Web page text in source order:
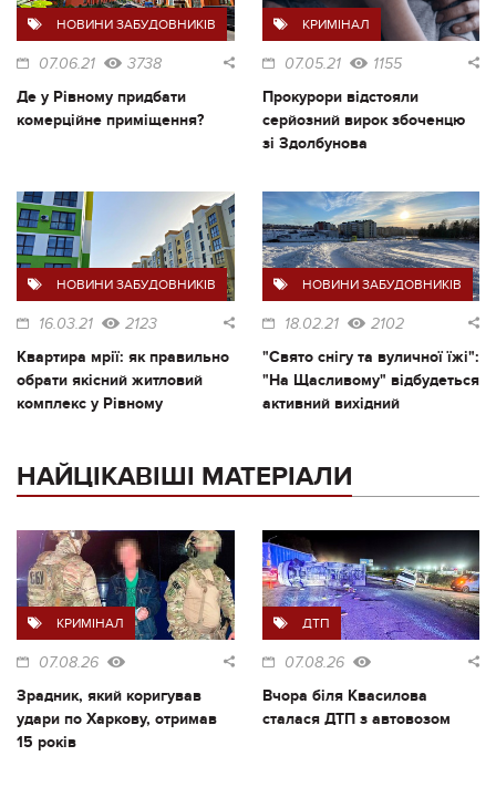
НОВИНИ ЗАБУДОВНИКІВ
07.06.21 3738
Де у Рівному придбати
комерційне приміщення?
КРИМІНАЛ
07.05.21 1155
Прокурори відстояли
серйозний вирок збоченцю
зі Здолбунова
НОВИНИ ЗАБУДОВНИКІВ
16.03.21 2123
Квартира мрії: як правильно
обрати якісний житловий
комплекс у Рівному
НОВИНИ ЗАБУДОВНИКІВ
18.02.21 2102
"Свято снігу та вуличної їжі":
"На Щасливому" відбудеться
активний вихідний
НАЙЦІКАВІШІ МАТЕРІАЛИ
КРИМІНАЛ
07.08.26
Зрадник, який коригував
удари по Харкову, отримав
15 років
ДТП
07.08.26
Вчора біля Квасилова
сталася ДТП з автовозом